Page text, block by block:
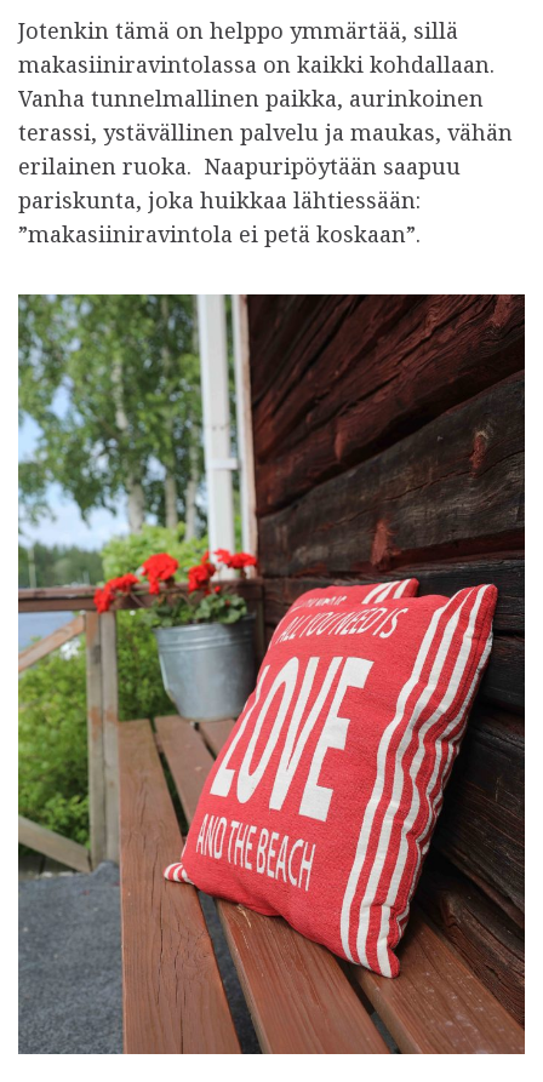
Jotenkin tämä on helppo ymmärtää, sillä
makasiiniravintolassa on kaikki kohdallaan.
Vanha tunnelmallinen paikka, aurinkoinen
terassi, ystävällinen palvelu ja maukas, vähän
erilainen ruoka. Naapuripöytään saapuu
pariskunta, joka huikkaa lähtiessään:
”makasiiniravintola ei petä koskaan”.